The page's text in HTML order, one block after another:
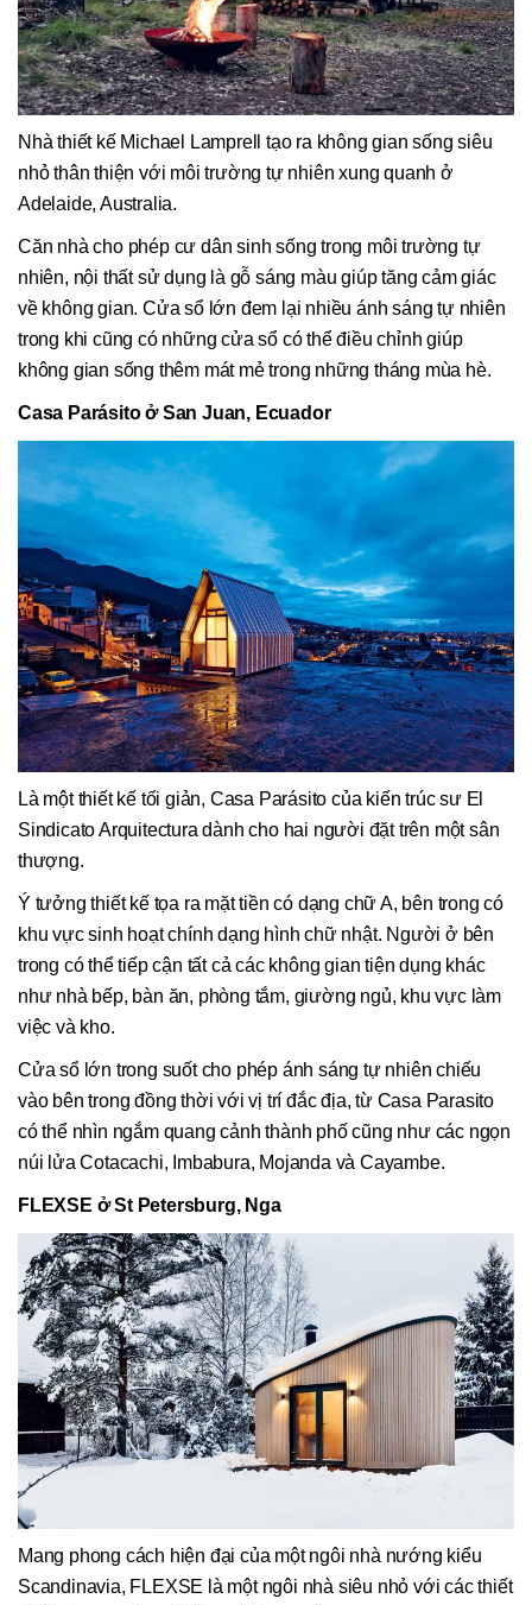
Nhà thiết kế Michael Lamprell tạo ra không gian sống siêu
nhỏ thân thiện với môi trường tự nhiên xung quanh ở
Adelaide, Australia.
Căn nhà cho phép cư dân sinh sống trong môi trường tự
nhiên, nội thất sử dụng là gỗ sáng màu giúp tăng cảm giác
về không gian. Cửa sổ lớn đem lại nhiều ánh sáng tự nhiên
trong khi cũng có những cửa sổ có thể điều chỉnh giúp
không gian sống thêm mát mẻ trong những tháng mùa hè.
Casa Parásito ở San Juan, Ecuador
Là một thiết kế tối giản, Casa Parásito của kiến trúc sư El
Sindicato Arquitectura dành cho hai người đặt trên một sân
thượng.
Ý tưởng thiết kế tọa ra mặt tiền có dạng chữ A, bên trong có
khu vực sinh hoạt chính dạng hình chữ nhật. Người ở bên
trong có thể tiếp cận tất cả các không gian tiện dụng khác
như nhà bếp, bàn ăn, phòng tắm, giường ngủ, khu vực làm
việc và kho.
Cửa sổ lớn trong suốt cho phép ánh sáng tự nhiên chiếu
vào bên trong đồng thời với vị trí đắc địa, từ Casa Parasito
có thể nhìn ngắm quang cảnh thành phố cũng như các ngọn
núi lửa Cotacachi, Imbabura, Mojanda và Cayambe.
FLEXSE ở St Petersburg, Nga
Mang phong cách hiện đại của một ngôi nhà nướng kiểu
Scandinavia, FLEXSE là một ngôi nhà siêu nhỏ với các thiết